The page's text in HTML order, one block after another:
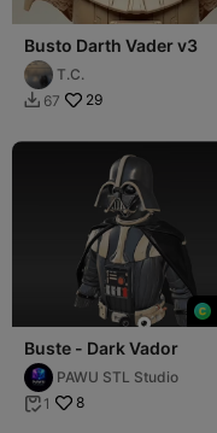
Busto Darth Vader v3
T.C.
 67 29
Buste - Dark Vador
PAWU STL Studio
 1 8